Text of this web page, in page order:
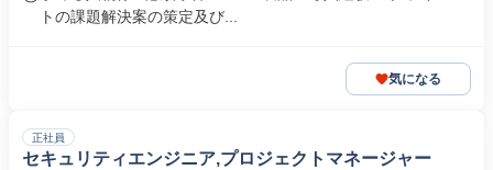
トの課題解決案の策定及び...
気になる
正社員
セキュリティエンジニア,プロジェクトマネージャー